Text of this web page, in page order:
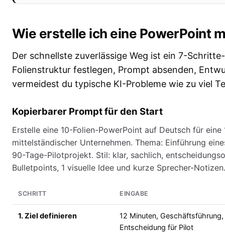
Wie erstelle ich eine PowerPoint
Der schnellste zuverlässige Weg ist ein 7-
Folienstruktur festlegen, Prompt absenden,
vermeidest du typische KI-Probleme wie zu viel
Kopierbarer Prompt für den Start
Erstelle eine 10-Folien-PowerPoint auf Deutsch für
mittelständischer Unternehmen. Thema: Einführung
90-Tage-Pilotprojekt. Stil: klar, sachlich,
Bulletpoints, 1 visuelle Idee und kurze Sprecher-
SCHRITT EINGABE
1. Ziel definieren
12 Minuten, Geschäftsführung,
Entscheidung für Pilot